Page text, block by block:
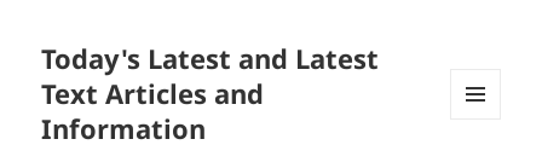
Today's Latest and Latest
Text Articles and
Information